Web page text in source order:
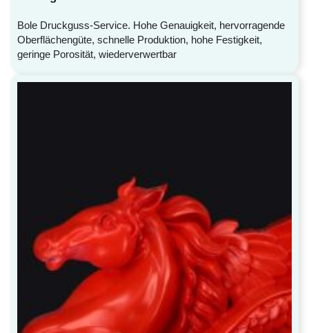
Bole Druckguss-Service. Hohe Genauigkeit, hervorragende
Oberflächengüte, schnelle Produktion, hohe Festigkeit,
geringe Porosität, wiederverwertbar